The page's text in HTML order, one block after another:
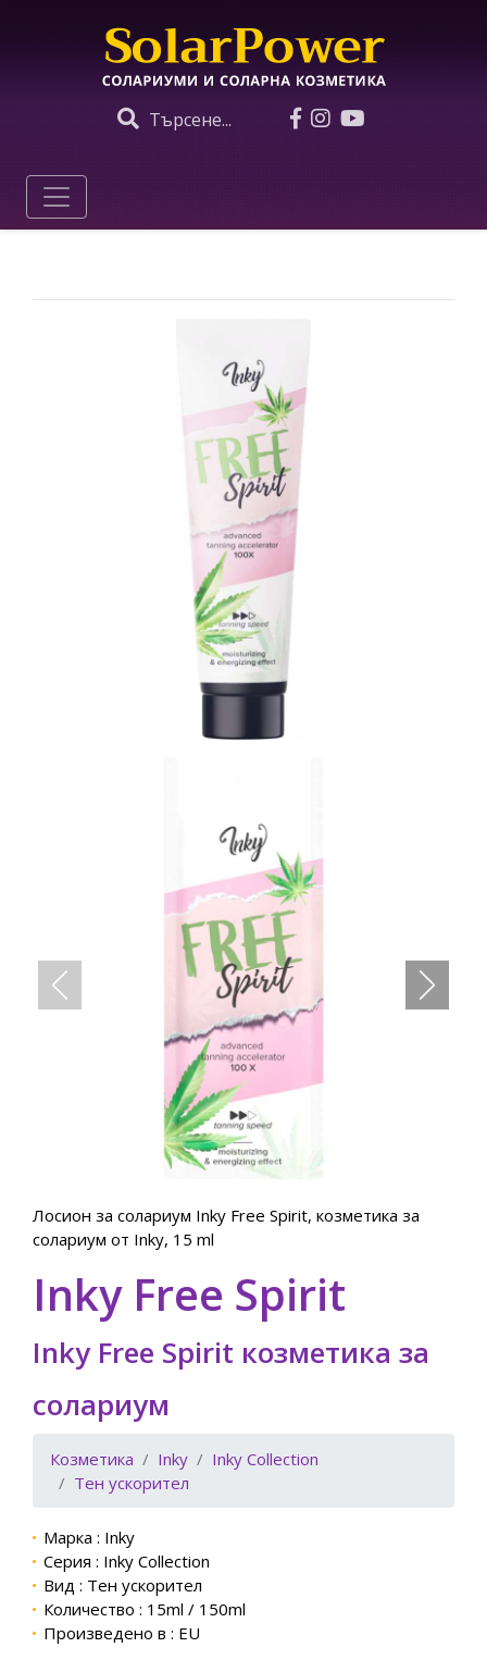
Търсене...
козметика за
Лосион за солариум Inky Free Spirit,
солариум от Inky, 150 ml
Inky Free Spirit
Inky Free Spirit козметика за
солариум
Козметика Inky
Inky Collection
Тен ускорител
Марка : Inky
Серия : Inky Collection
Вид : Тен ускорител
Количество : 15ml / 150ml
Произведено в : EU